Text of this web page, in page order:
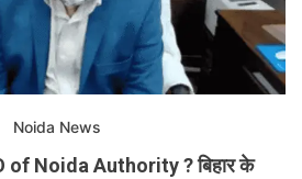
Noida News
of Noida Authority ? बिहार के